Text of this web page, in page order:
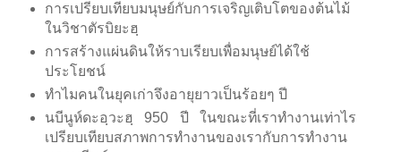
การเปรียบเทียบมนุษย์กับการเจริญเติบโตของต้นไม้
ในวิชาตัรบิยะฮฺ
การสร้างแผ่นดินให้ราบเรียบเพื่อมนุษย์ได้ใช้
ประโยชน์
ทำไมคนในยุคเก่าจึงอายุยาวเป็นร้อยๆ ปี
นบีนูห์ดะอฺวะฮฺ 950 ปี ในขณะที่เราทำงานเท่าไร
เปรียบเทียบสภาพการทำงานของเรากับการทำงาน